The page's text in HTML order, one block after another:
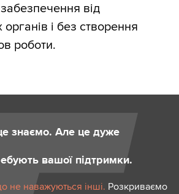
від
і без створення
роботи.
знаємо. Але це дуже
вашої підтримки.
не наважуються інші. Розкриваємо